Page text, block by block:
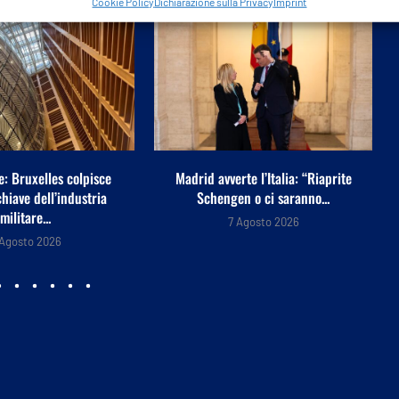
l’Italia: “Riaprite
o ci saranno...
7 Agosto 2026
“Che succede ai capelli di
Trump?”, la domanda...
7 Agosto 2026